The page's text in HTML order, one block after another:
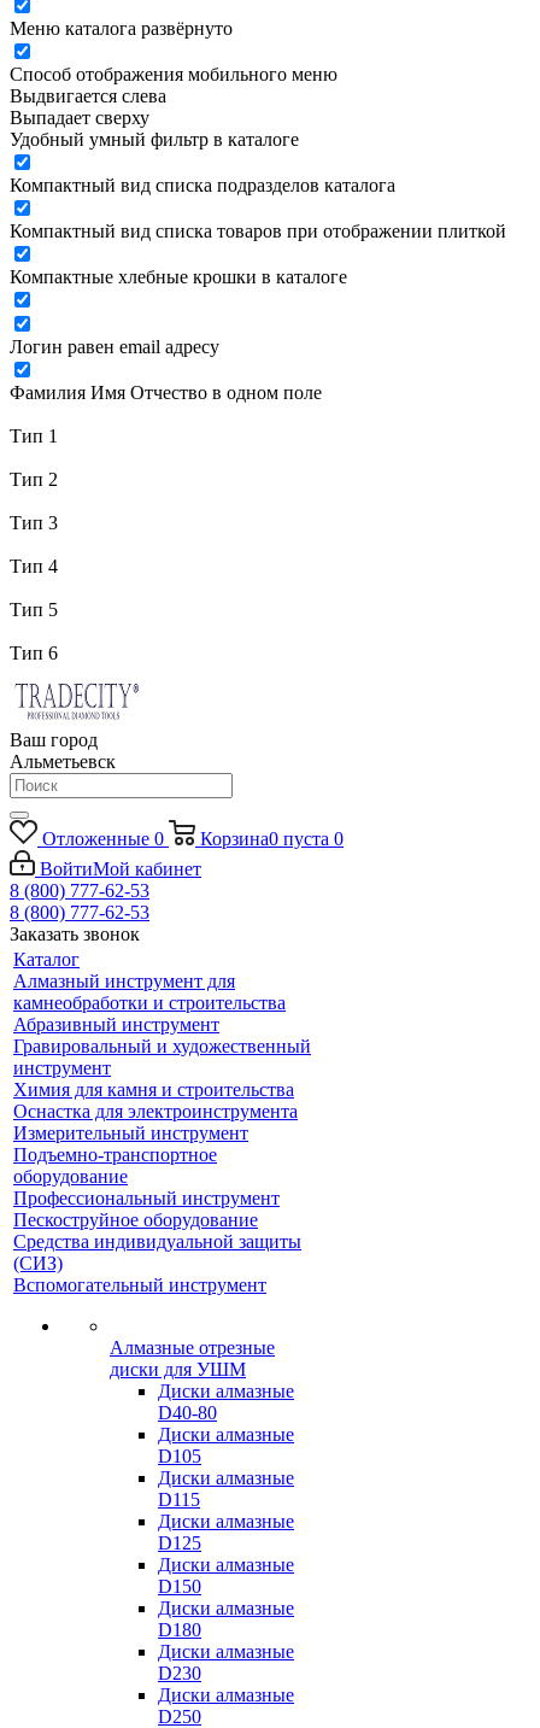
Меню каталога развёрнуто
Способ отображения мобильного меню
Выдвигается слева
Выпадает сверху
Удобный умный фильтр в каталоге
Компактный вид списка подразделов каталога
Компактный вид списка товаров при отображении плиткой
Компактные хлебные крошки в каталоге
Логин равен email адресу
Фамилия Имя Отчество в одном поле
Тип 1
Тип 2
Тип 3
Тип 4
Тип 5
Тип 6
Ваш город
Альметьевск
Отложенные 0 Корзина0 пуста 0
ВойтиМой кабинет
8 (800) 777-62-53
8 (800) 777-62-53
Заказать звонок
Каталог
Алмазный инструмент для
камнеобработки и строительства
Абразивный инструмент
Гравировальный и художественный
инструмент
Химия для камня и строительства
Оснастка для электроинструмента
Измерительный инструмент
Подъемно-транспортное
оборудование
Профессиональный инструмент
Пескоструйное оборудование
Средства индивидуальной защиты
(СИЗ)
Вспомогательный инструмент
Алмазные отрезные
диски для УШМ
Диски алмазные
D40-80
Диски алмазные
D105
Диски алмазные
D115
Диски алмазные
D125
Диски алмазные
D150
Диски алмазные
D180
Диски алмазные
D230
Диски алмазные
D250